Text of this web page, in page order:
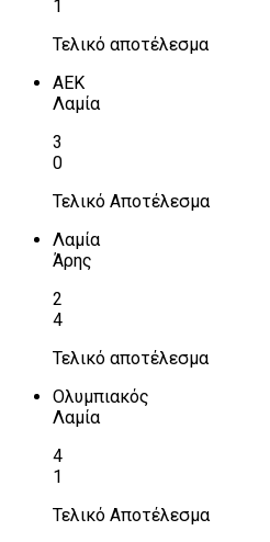
1
Τελικό αποτέλεσμα
ΑΕΚ
Λαμία
3
0
Τελικό Αποτέλεσμα
Λαμία
Άρης
2
4
Τελικό αποτέλεσμα
Ολυμπιακός
Λαμία
4
1
Τελικό Αποτέλεσμα